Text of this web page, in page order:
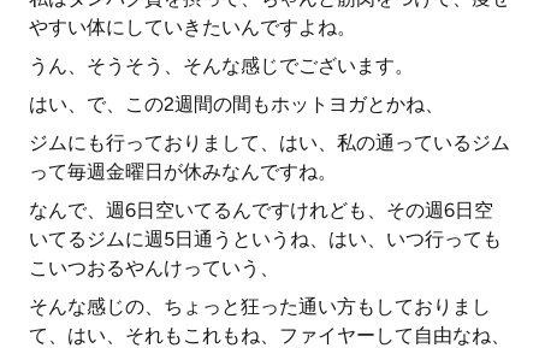
やすい体にしていきたいんですよね。
うん、そうそう、そんな感じでございます。
はい、で、この2週間の間もホットヨガとかね、
ジムにも行っておりまして、はい、私の通っているジム
って毎週金曜日が休みなんですね。
なんで、週6日空いてるんですけれども、その週6日空
いてるジムに週5日通うというね、はい、いつ行っても
こいつおるやんけっていう、
そんな感じの、ちょっと狂った通い方もしておりまし
て、はい、それもこれもね、ファイヤーして自由なね、